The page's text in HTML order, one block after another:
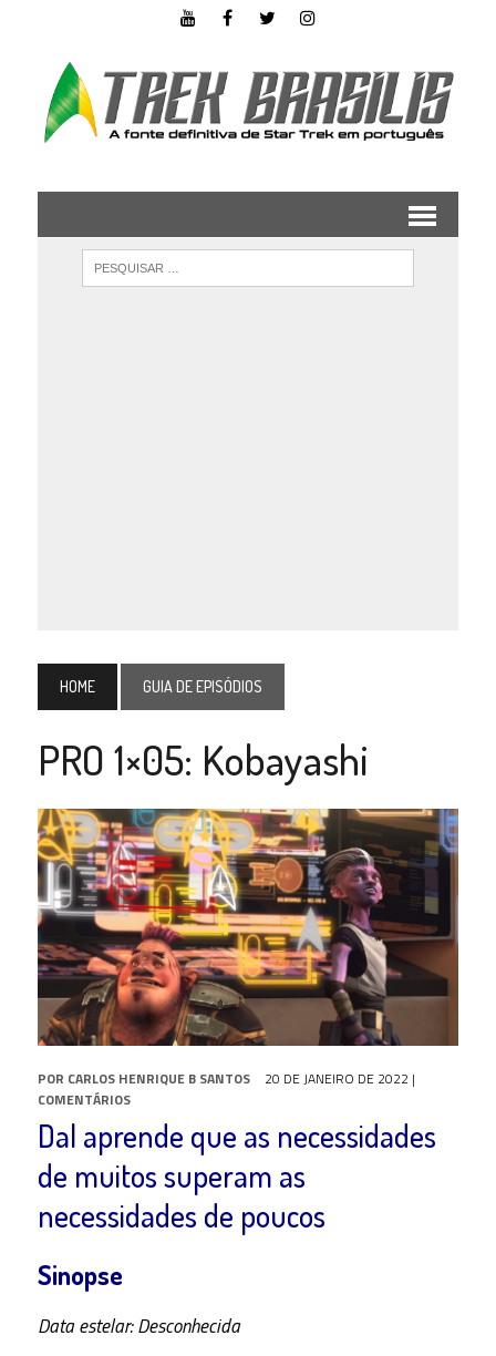
HOME GUIA DE EPISÓDIOS
PRO 1×05: Kobayashi
POR CARLOS HENRIQUE B SANTOS 20 DE JANEIRO DE 2022 |
COMENTÁRIOS
Dal aprende que as necessidades
de muitos superam as
necessidades de poucos
Sinopse
Data estelar: Desconhecida